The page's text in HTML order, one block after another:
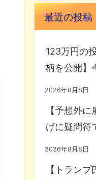
最近の投稿
123万円の
柄を公開】
2026年8月8日
【予想外
げに疑問符
2026年8月8日
【トラン